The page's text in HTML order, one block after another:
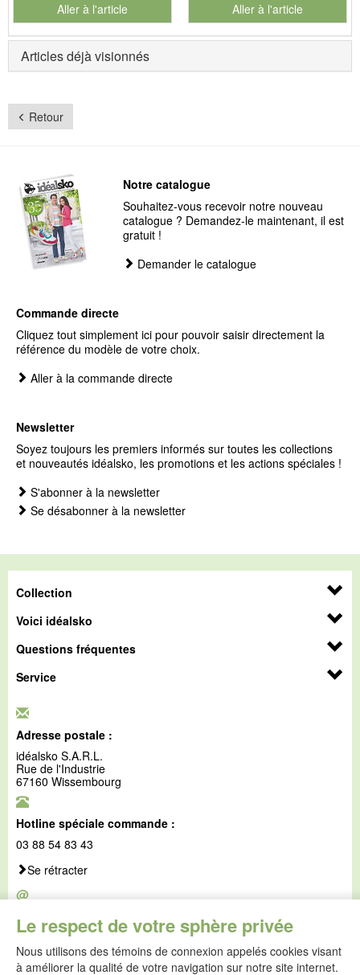
Aller à l'article Aller à l'article
Articles déjà visionnés
Retour
Le respect de votre sphère privée
Nous utilisons des témoins de connexion appelés cookies visant
à améliorer la qualité de votre navigation sur notre site internet.
Notre catalogue
Souhaitez-vous recevoir notre nouveau
catalogue ? Demandez-le maintenant, il est
gratuit !
Demander le catalogue
Commande directe
Cliquez tout simplement ici pour pouvoir saisir directement la
référence du modèle de votre choix.
Aller à la commande directe
Newsletter
Soyez toujours les premiers informés sur toutes les collections
et nouveautés idéalsko, les promotions et les actions spéciales !
S'abonner à la newsletter
Se désabonner à la newsletter
Collection
Voici idéalsko
Questions fréquentes
Service
Adresse postale :
idéalsko S.A.R.L.
Rue de l'Industrie
67160 Wissembourg
Hotline spéciale commande :
03 88 54 83 43
Se rétracter
@
service@idealsko.fr
@